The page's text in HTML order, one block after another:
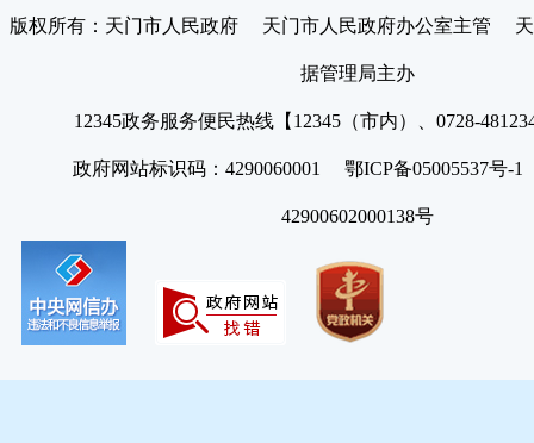
版权所有：天门市人民政府 天门市人民政府办公室主管 天
据管理局主办
12345政务服务便民热线【12345（市内）、0728-
政府网站标识码：4290060001 鄂ICP备05005537号
42900602000138号